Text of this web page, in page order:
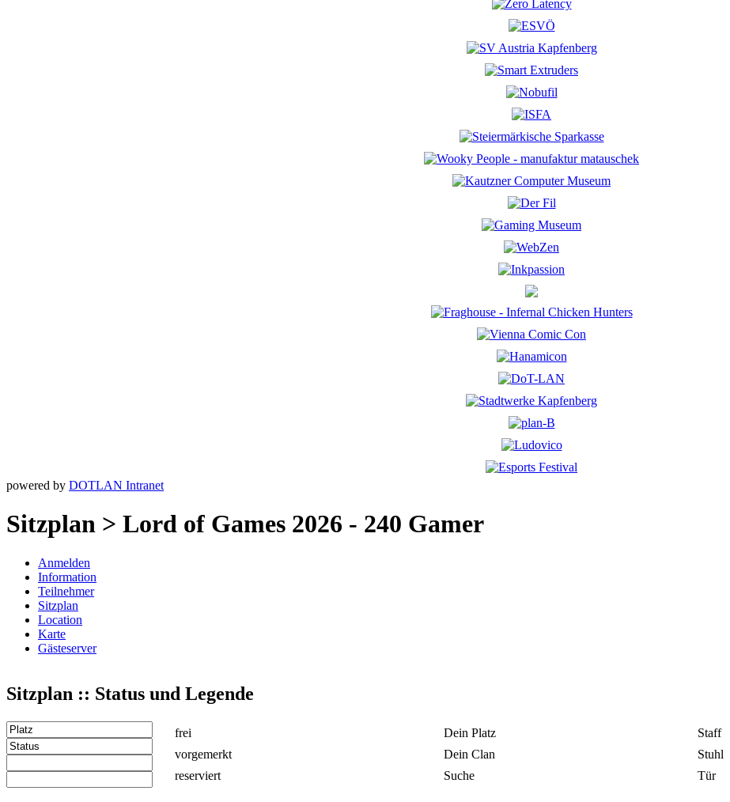
powered by DOTLAN Intranet
Sitzplan > Lord of Games 2026 - 240 Gamer
Anmelden
Information
Teilnehmer
Sitzplan
Location
Karte
Gästeserver
Sitzplan :: Status und Legende
frei
vorgemerkt
reserviert
Dein Platz
Dein Clan
Suche
Staff
Stuhl
Tür